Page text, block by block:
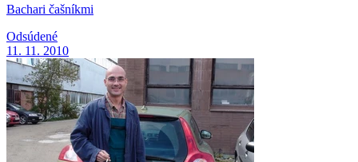
Bachari čašníkmi
Odsúdené
11. 11. 2010